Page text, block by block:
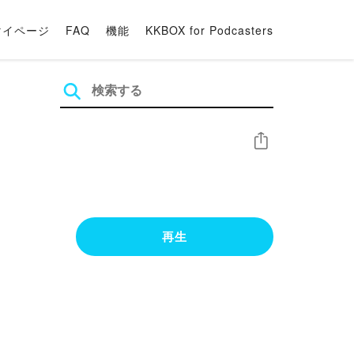
イページ FAQ 機能 KKBOX for Podcasters
シェア
再生